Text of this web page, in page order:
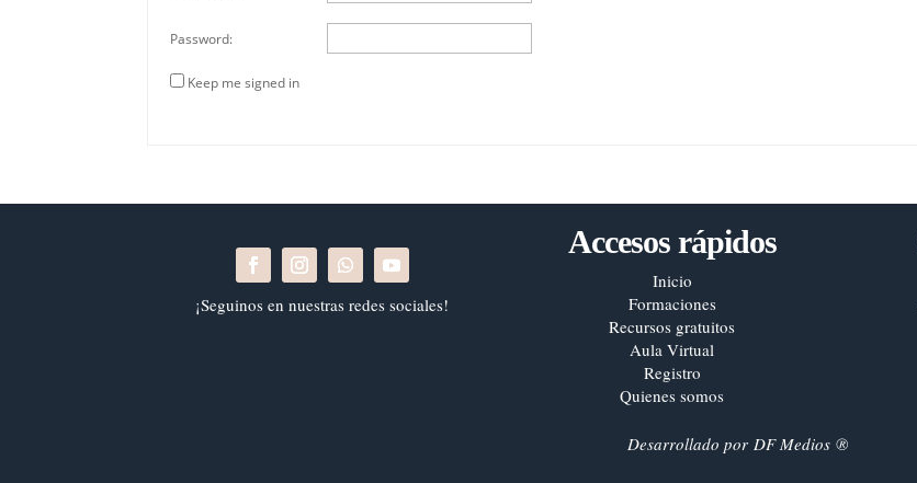
Password:
Keep me signed in
¡Seguinos en nuestras redes sociales!
Accesos rápidos
Inicio
Formaciones
Recursos gratuitos
Aula Virtual
Registro
Quienes somos
Desarrollado por DF Medios®